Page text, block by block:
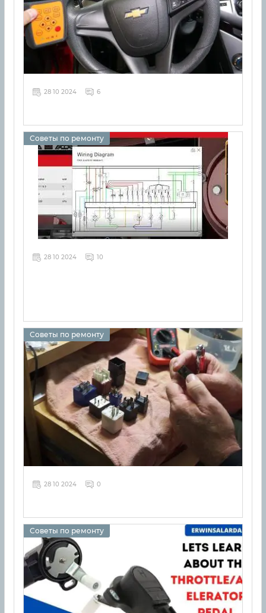
28 10 2024 6
Советы по ремонту
28 10 2024 10
Советы по ремонту
28 10 2024 0
Советы по ремонту